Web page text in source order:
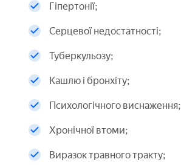
Гіпертонії;
Серцевої недостатності;
Туберкульозу;
Кашлю і бронхіту;
Психологічного виснаження;
Хронічної втоми;
Виразок травного тракту;